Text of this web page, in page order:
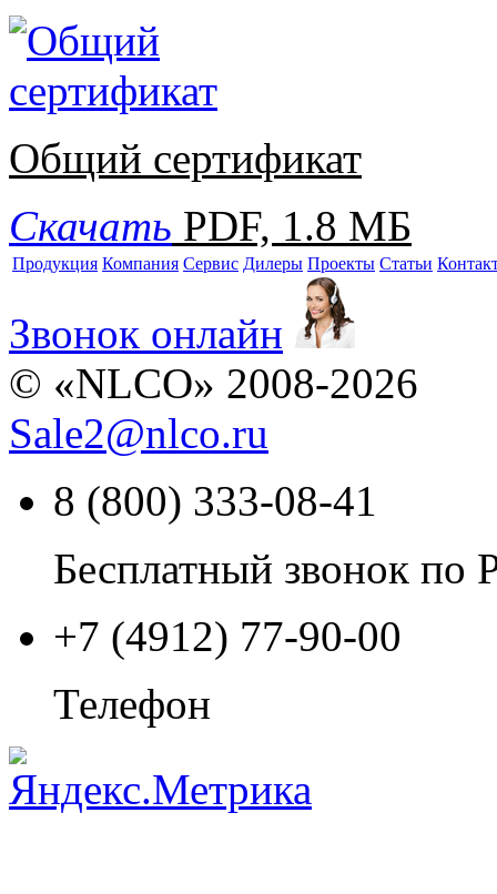
Общий сертификат
Скачать PDF, 1.8 МБ
Продукция Компания Сервис Дилеры Проекты Статьи
Звонок онлайн
© «NLCO» 2008-2026
Sale2@nlco.ru
8 (800) 333-08-41
Бесплатный звонок по
+7 (4912) 77-90-00
Телефон